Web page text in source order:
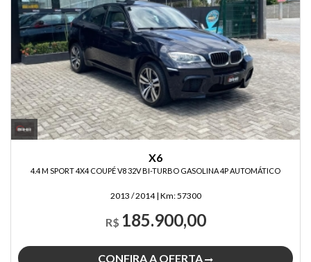
X6
4.4 M SPORT 4X4 COUPÉ V8 32V BI-TURBO GASOLINA 4P AUTOMÁTICO
2013 / 2014| Km:57300
R$ 185.900,00
CONFIRA A OFERTA